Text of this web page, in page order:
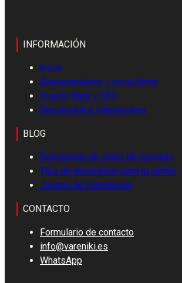
INFORMACIÓN
Inicio
Asesoramiento y consultoría
Diseño Web y SEO
Decoración e Interiorismo
BLOG
Decoración de salas de masajes
Tips de decoración para tu centro
Juegos de iluminación
CONTACTO
Formulario de contacto
info@vareniki.es
WhatsApp